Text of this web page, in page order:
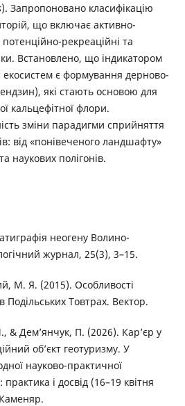
). Запропоновано класифікацію
що включає активно-
рекреаційні та
Встановлено, що індикатором
екосистем є формування дерново-
які стають основою для
кальцефітної флори.
зміни парадигми сприйняття
від «понівеченого ландшафту»
наукових полігонів.
неогену Волино-
журнал, 25(3), 3–15.
М. Я. (2015). Особливості
Товтрах. Вектор.
Дем’янчук, П. (2026). Кар’єр у
об’єкт геотуризму. У
науково-практичної
і досвід (16–19 квітня